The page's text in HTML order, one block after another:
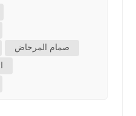
مقبض المرحاض قد يبدو
الواقع مُشغِّل نظام الشطف
سلسلة داخل الخزان.
الشطف لأعلى، مما يسمح للماء
لطرد النفايات.إن فهم هذه
اليدوي يمكنك
صمام المرحاض